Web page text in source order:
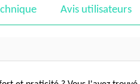
Avis utilisateurs